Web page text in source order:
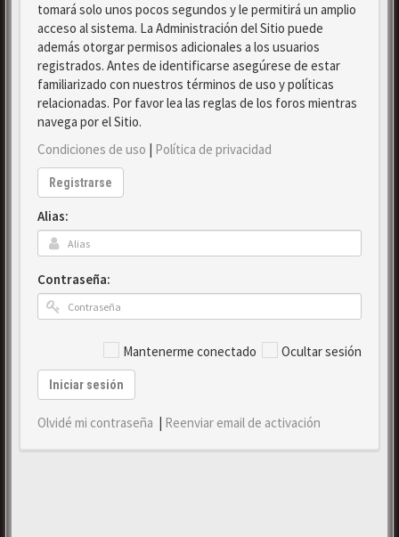
tomará solo unos pocos segundos y le permitirá un amplio
acceso al sistema. La Administración del Sitio puede
además otorgar permisos adicionales a los usuarios
registrados. Antes de identificarse asegúrese de estar
familiarizado con nuestros términos de uso y políticas
relacionadas. Por favor lea las reglas de los foros mientras
navega por el Sitio.
Condiciones de uso | Política de privacidad
Registrarse
Alias:
Contraseña:
Mantenerme conectado Ocultar sesión
Iniciar sesión
Olvidé mi contraseña | Reenviar email de activación